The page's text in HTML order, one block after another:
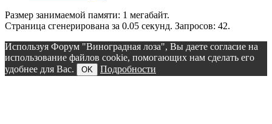
Размер занимаемой памяти: 1 мегабайт.
Страница сгенерирована за 0.05 секунд. Запросов: 42.
Используя Форум "Виноградная лоза", Вы даете согласие на
использование файлов cookie, помогающих нам сделать его
удобнее для Вас.
OK Подробности